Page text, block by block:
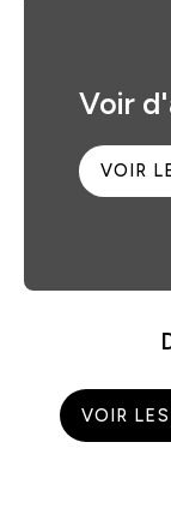
Voir
VOIR
VOIR